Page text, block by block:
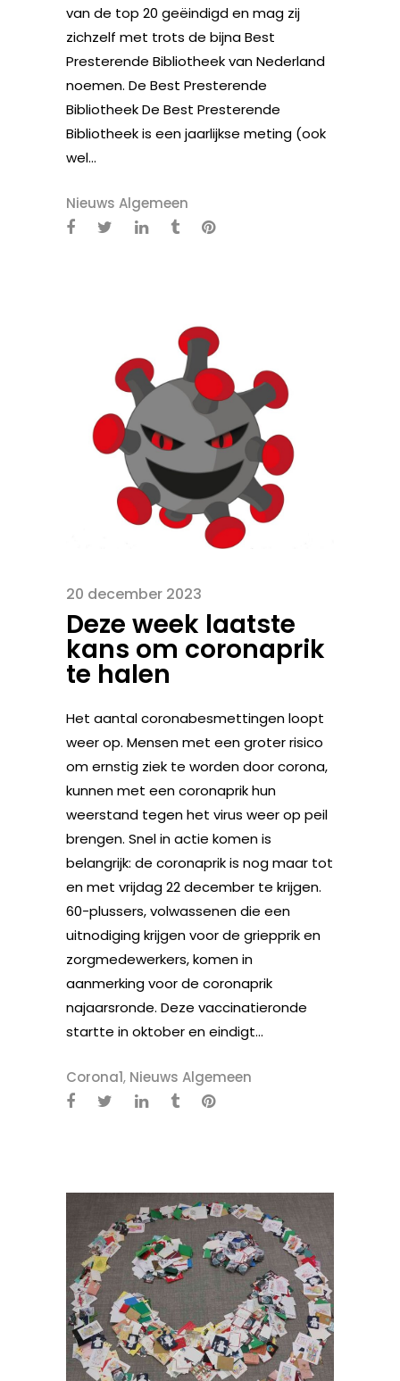
van de top 20 geëindigd en mag zij
zichzelf met trots de bijna Best
Presterende Bibliotheek van Nederland
noemen. De Best Presterende
Bibliotheek De Best Presterende
Bibliotheek is een jaarlijkse meting (ook
wel...
Nieuws Algemeen
20 december 2023
Deze week laatste
kans om coronaprik
te halen
Het aantal coronabesmettingen loopt
weer op. Mensen met een groter risico
om ernstig ziek te worden door corona,
kunnen met een coronaprik hun
weerstand tegen het virus weer op peil
brengen. Snel in actie komen is
belangrijk: de coronaprik is nog maar tot
en met vrijdag 22 december te krijgen.
60-plussers, volwassenen die een
uitnodiging krijgen voor de griepprik en
zorgmedewerkers, komen in
aanmerking voor de coronaprik
najaarsronde. Deze vaccinatieronde
startte in oktober en eindigt...
Corona1, Nieuws Algemeen